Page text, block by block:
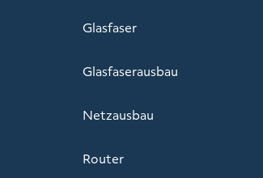
Glasfaser
Glasfaserausbau
Netzausbau
Router